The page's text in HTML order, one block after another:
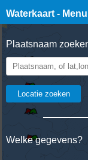
Waterkaart - Menu
Plaatsnaam
Welke gegevens?
☰ Waterkaart